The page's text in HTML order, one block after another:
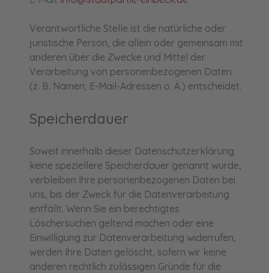
Verantwortliche Stelle ist die natürliche oder
juristische Person, die allein oder gemeinsam mit
anderen über die Zwecke und Mittel der
Verarbeitung von personenbezogenen Daten
(z. B. Namen, E-Mail-Adressen o. Ä.) entscheidet.
Speicherdauer
Soweit innerhalb dieser Datenschutzerklärung
keine speziellere Speicherdauer genannt wurde,
verbleiben Ihre personenbezogenen Daten bei
uns, bis der Zweck für die Datenverarbeitung
entfällt. Wenn Sie ein berechtigtes
Löschersuchen geltend machen oder eine
Einwilligung zur Datenverarbeitung widerrufen,
werden Ihre Daten gelöscht, sofern wir keine
anderen rechtlich zulässigen Gründe für die